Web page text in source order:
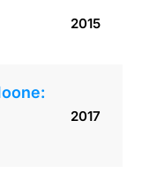
2015
2017